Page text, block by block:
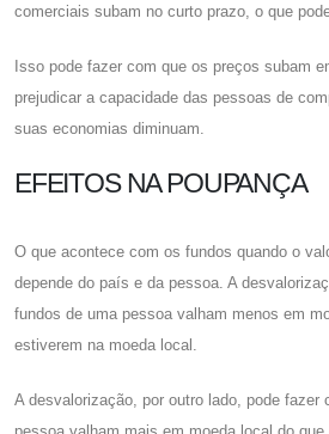
comerciais subam no curto prazo, o que
Isso pode fazer com que os preços subam
prejudicar a capacidade das pessoas de
suas economias diminuam.
EFEITOS NA POUPANÇA
O que acontece com os fundos quando o
depende do país e da pessoa. A
fundos de uma pessoa valham menos em
estiverem na moeda local.
A desvalorização, por outro lado, pode fazer